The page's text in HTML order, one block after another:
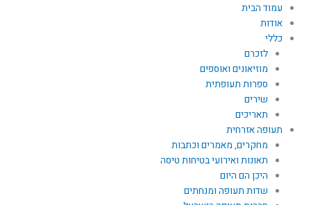
עמוד הבית
אודות
כללי
לזכרם
מוזיאונים ואוספים
ספרות תעופתית
שירים
תאריכים
תעופה אזרחית
מחקרים, מאמרים וכתבות
תאונות ואירועי בטיחות טיסה
היכן הם היום
שדות תעופה ומנחתים